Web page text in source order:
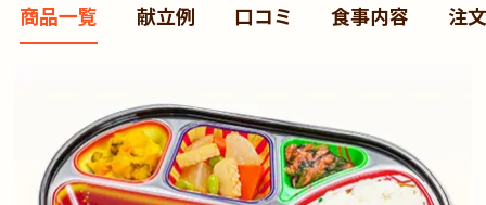
商品一覧 献立例 口コミ 食事内容 注